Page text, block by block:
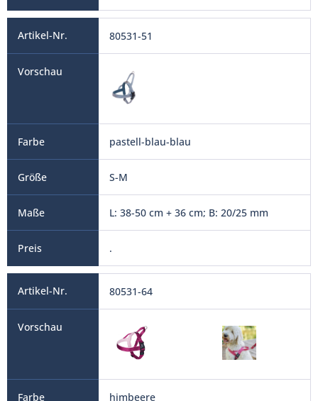
80531-51
pastell-blau-blau
S-M
L: 38-50 cm + 36 cm; B: 20/25 mm
.
80531-64
himbeere